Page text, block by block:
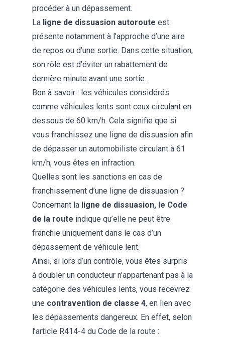
procéder à un dépassement.
La ligne de dissuasion autoroute est
présente notamment à l’approche d’une aire
de repos ou d’une sortie. Dans cette situation,
son rôle est d’éviter un rabattement de
dernière minute avant une sortie.
Bon à savoir : les véhicules considérés
comme véhicules lents sont ceux circulant en
dessous de 60 km/h. Cela signifie que si
vous franchissez une ligne de dissuasion afin
de dépasser un automobiliste circulant à 61
km/h, vous êtes en infraction.
Quelles sont les sanctions en cas de
franchissement d’une ligne de dissuasion ?
Concernant la ligne de dissuasion, le Code
de la route indique qu’elle ne peut être
franchie uniquement dans le cas d’un
dépassement de véhicule lent.
Ainsi, si lors d’un contrôle, vous êtes surpris
à doubler un conducteur n’appartenant pas à la
catégorie des véhicules lents, vous recevrez
une contravention de classe 4, en lien avec
les dépassements dangereux. En effet, selon
l’article R414-4 du Code de la route :